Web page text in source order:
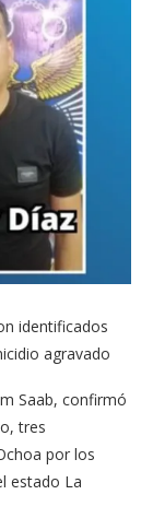
identificados
agravado
Saab, confirmó
tres
por los
estado La